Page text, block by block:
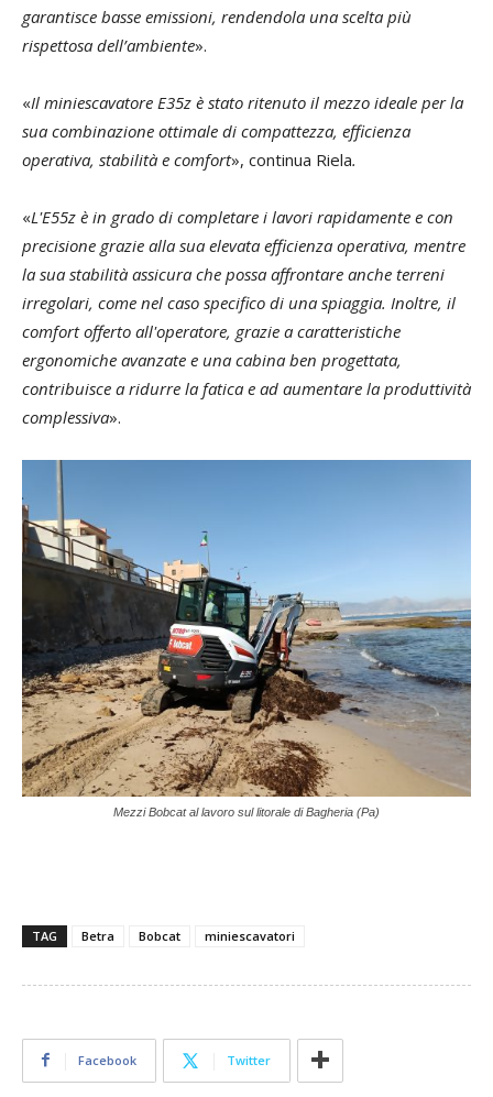
garantisce basse emissioni, rendendola una scelta più
rispettosa dell’ambiente».
«Il miniescavatore E35z è stato ritenuto il mezzo ideale per la
sua combinazione ottimale di compattezza, efficienza
operativa, stabilità e comfort», continua Riela.
«L'E55z è in grado di completare i lavori rapidamente e con
precisione grazie alla sua elevata efficienza operativa, mentre
la sua stabilità assicura che possa affrontare anche terreni
irregolari, come nel caso specifico di una spiaggia. Inoltre, il
comfort offerto all'operatore, grazie a caratteristiche
ergonomiche avanzate e una cabina ben progettata,
contribuisce a ridurre la fatica e ad aumentare la produttività
complessiva».
Mezzi Bobcat al lavoro sul litorale di Bagheria (Pa)
TAG Betra Bobcat miniescavatori
Facebook Twitter